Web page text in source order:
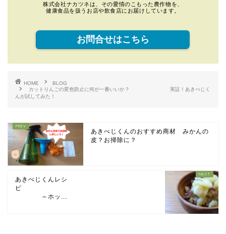
株式会社ナカツネは、その愛情のこもった農作物を、
健康食品を扱うお店や飲食店にお届けしています。
お問合せはこちら
HOME
BLOG
カットりんごの変色防止に何が一番いいか？ 実証！あきべじく
んが試してみた！
あきべじくんのおすすめ商材 みかんの
皮？お掃除に？
あきべじくんレシ
ピ
～ホッ...